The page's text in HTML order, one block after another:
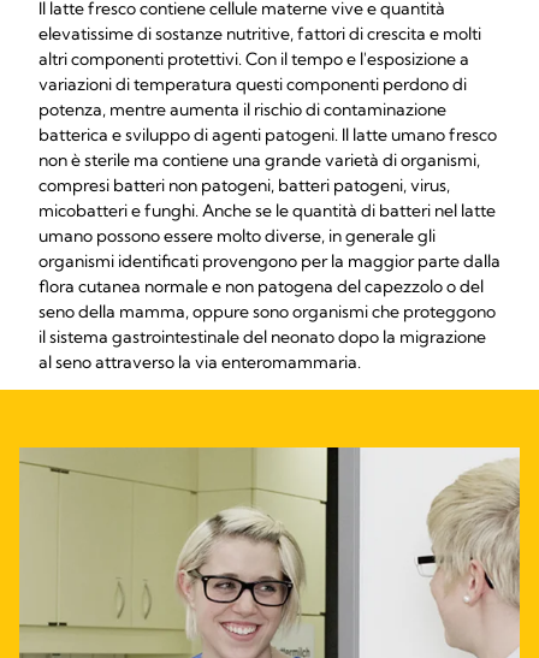
Il latte fresco contiene cellule materne vive e quantità
elevatissime di sostanze nutritive, fattori di crescita e molti
altri componenti protettivi. Con il tempo e l'esposizione a
variazioni di temperatura questi componenti perdono di
potenza, mentre aumenta il rischio di contaminazione
batterica e sviluppo di agenti patogeni. Il latte umano fresco
non è sterile ma contiene una grande varietà di organismi,
compresi batteri non patogeni, batteri patogeni, virus,
micobatteri e funghi. Anche se le quantità di batteri nel latte
umano possono essere molto diverse, in generale gli
organismi identificati provengono per la maggior parte dalla
flora cutanea normale e non patogena del capezzolo o del
seno della mamma, oppure sono organismi che proteggono
il sistema gastrointestinale del neonato dopo la migrazione
al seno attraverso la via enteromammaria.